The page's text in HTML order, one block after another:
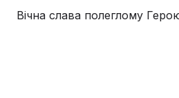
Вічна слава полеглому